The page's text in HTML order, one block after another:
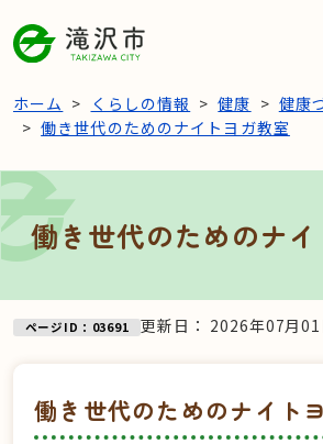
ホーム くらしの情報 健康
健康
働き世代のためのナイトヨガ教室
働き世代のためのナ
ページID：03691 更新日： 2026年07月01
働き世代のためのナイト